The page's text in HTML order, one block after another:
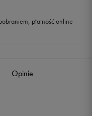
płatność online
Opinie